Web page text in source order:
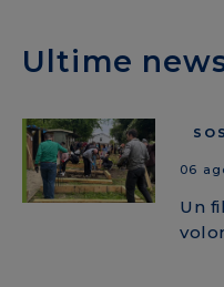
Ultime
06
Un